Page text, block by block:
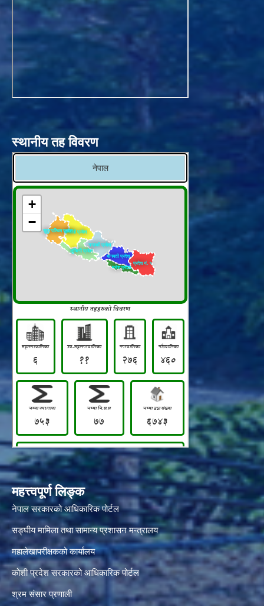
स्थानीय तह विवरण
महत्त्वपूर्ण लिङ्क
नेपाल सरकारको आधिकारिक पोर्टल
सङ्‍घीय मामिला तथा सामान्य प्रशासन मन्त्रालय
महालेखापरीक्षकको कार्यालय
कोशी प्रदेश सरकारको आधिकारिक पोर्टल
श्रम संसार प्रणाली